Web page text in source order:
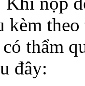
kèm
thẩm
đây: